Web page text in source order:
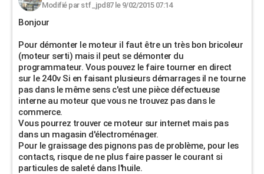
Modifié par stf_jpd87 le 9/02/2015 07:14
Bonjour
Pour démonter le moteur il faut être un très bon bricoleur
(moteur serti) mais il peut se démonter du
programmateur. Vous pouvez le faire tourner en direct
sur le 240v Si en faisant plusieurs démarrages il ne tourne
pas dans le même sens c'est une pièce défectueuse
interne au moteur que vous ne trouvez pas dans le
commerce.
Vous pourrez trouver ce moteur sur internet mais pas
dans un magasin d'électroménager.
Pour le graissage des pignons pas de problème, pour les
contacts, risque de ne plus faire passer le courant si
particules de saleté dans l'huile.